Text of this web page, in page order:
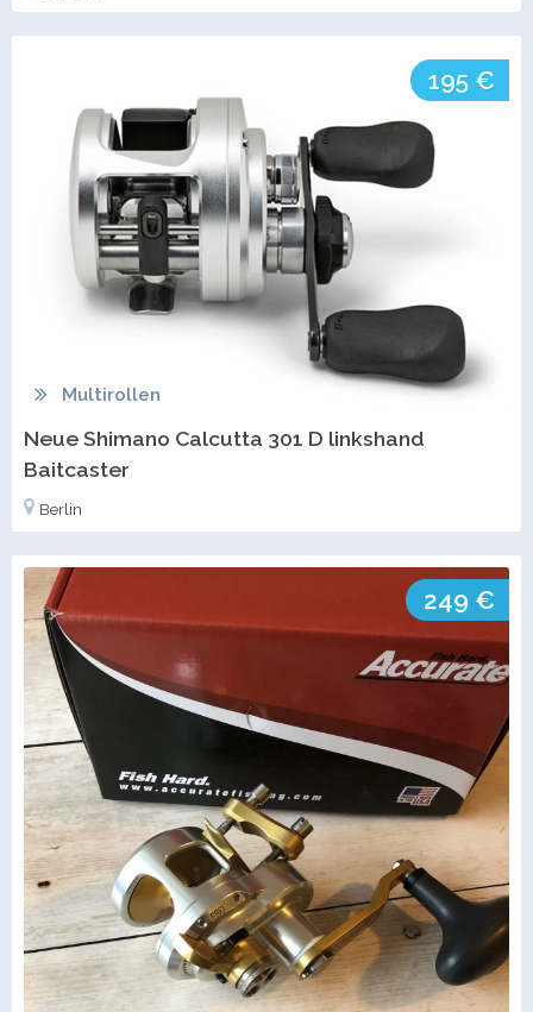
195 €
Multirollen
Neue Shimano Calcutta 301 D linkshand
Baitcaster
Berlin
249 €